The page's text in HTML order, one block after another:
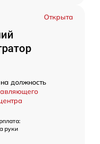
Открыта
должность
руки